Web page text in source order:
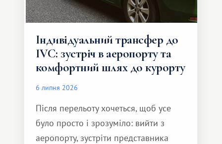
Індивідуальний трансфер до
IVC: зустріч в аеропорту та
комфортний шлях до курорту
6 липня 2026
Після перельоту хочеться, щоб усе
було просто і зрозуміло: вийти з
аеропорту, зустріти представника